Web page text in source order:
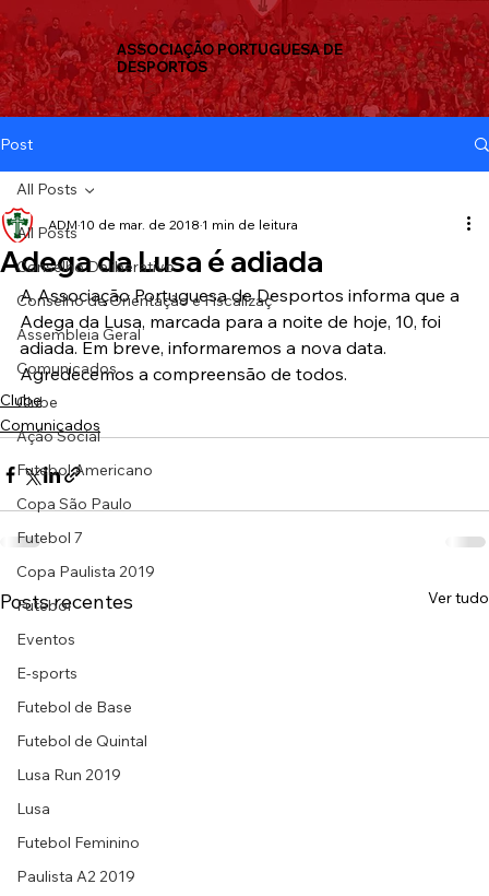
ASSOCIAÇÃO PORTUGUESA DE
DESPORTOS
Post
All Posts
Conselho Deliberativo
Conselho de Orientação e Fiscalizaç
Assembleia Geral
Comunicados
Clube
Ação Social
Futebol Americano
Copa São Paulo
Futebol 7
Copa Paulista 2019
Futebol
Eventos
E-sports
Futebol de Base
Futebol de Quintal
Lusa Run 2019
Lusa
Futebol Feminino
Paulista A2 2019
All Posts
Adega da Lusa é adiada
ADM 10 de mar. de 2018 1 min de leitura
A Associação Portuguesa de Desportos informa que a
Adega da Lusa, marcada para a noite de hoje, 10, foi
adiada. Em breve, informaremos a nova data.
Agredecemos a compreensão de todos.
Clube
Comunicados
Posts recentes Ver tudo